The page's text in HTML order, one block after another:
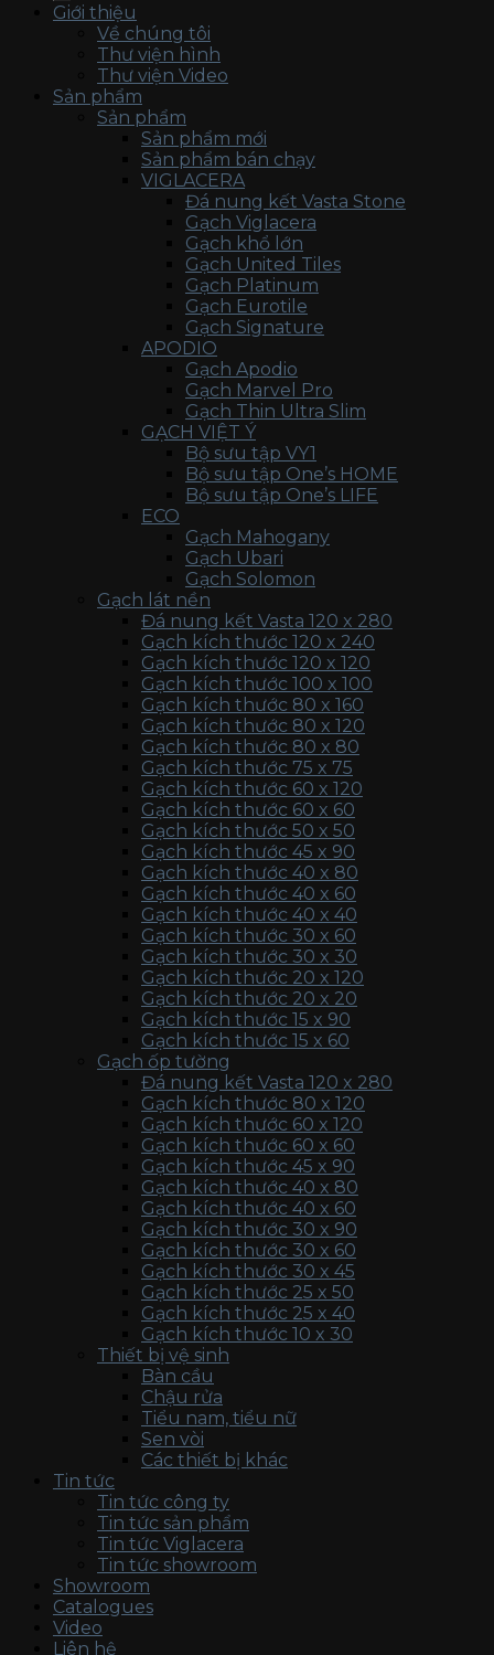
Giới thiệu
Về chúng tôi
Thư viện hình
Thư viện Video
Sản phẩm
Sản phẩm
Sản phẩm mới
Sản phẩm bán chạy
VIGLACERA
Đá nung kết Vasta Stone
Gạch Viglacera
Gạch khổ lớn
Gạch United Tiles
Gạch Platinum
Gạch Eurotile
Gạch Signature
APODIO
Gạch Apodio
Gạch Marvel Pro
Gạch Thin Ultra Slim
GẠCH VIỆT Ý
Bộ sưu tập VY1
Bộ sưu tập One’s HOME
Bộ sưu tập One’s LIFE
ECO
Gạch Mahogany
Gạch Ubari
Gạch Solomon
Gạch lát nền
Đá nung kết Vasta 120 x 280
Gạch kích thước 120 x 240
Gạch kích thước 120 x 120
Gạch kích thước 100 x 100
Gạch kích thước 80 x 160
Gạch kích thước 80 x 120
Gạch kích thước 80 x 80
Gạch kích thước 75 x 75
Gạch kích thước 60 x 120
Gạch kích thước 60 x 60
Gạch kích thước 50 x 50
Gạch kích thước 45 x 90
Gạch kích thước 40 x 80
Gạch kích thước 40 x 60
Gạch kích thước 40 x 40
Gạch kích thước 30 x 60
Gạch kích thước 30 x 30
Gạch kích thước 20 x 120
Gạch kích thước 20 x 20
Gạch kích thước 15 x 90
Gạch kích thước 15 x 60
Gạch ốp tường
Đá nung kết Vasta 120 x 280
Gạch kích thước 80 x 120
Gạch kích thước 60 x 120
Gạch kích thước 60 x 60
Gạch kích thước 45 x 90
Gạch kích thước 40 x 80
Gạch kích thước 40 x 60
Gạch kích thước 30 x 90
Gạch kích thước 30 x 60
Gạch kích thước 30 x 45
Gạch kích thước 25 x 50
Gạch kích thước 25 x 40
Gạch kích thước 10 x 30
Thiết bị vệ sinh
Bàn cầu
Chậu rửa
Tiểu nam, tiểu nữ
Sen vòi
Các thiết bị khác
Tin tức
Tin tức công ty
Tin tức sản phẩm
Tin tức Viglacera
Tin tức showroom
Showroom
Catalogues
Video
Liên hệ